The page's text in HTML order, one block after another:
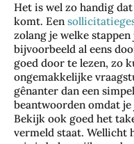
Het is wel zo handig
komt. Een
zolang je welke
bijvoorbeeld al eens
goed door te lezen, zo
ongemakkelijke
gênanter dan een
beantwoorden omdat
Bekijk ook goed het
vermeld staat. Wellicht